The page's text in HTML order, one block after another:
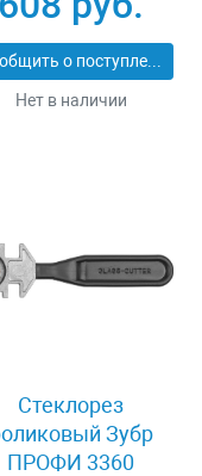
Сообщить о поступлении
Нет в наличии
Стеклорез
Зубр
ПРОФИ 3360